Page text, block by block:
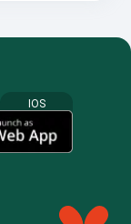
IOS